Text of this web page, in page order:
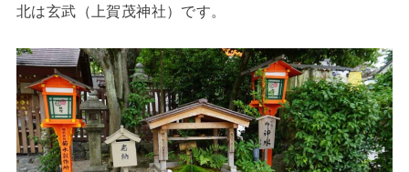
北は玄武（上賀茂神社）です。